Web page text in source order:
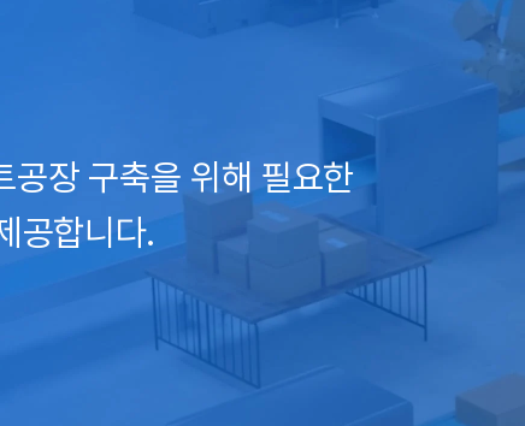
공장 구축을 위해 필요한
합니다.